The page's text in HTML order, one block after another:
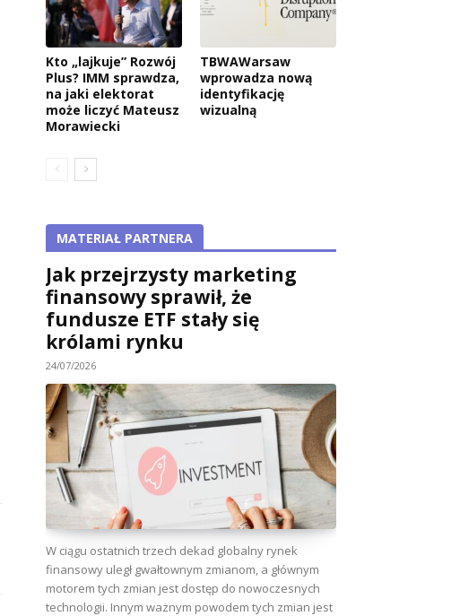
Kto „lajkuje” Rozwój
Plus? IMM sprawdza,
na jaki elektorat
może liczyć Mateusz
Morawiecki
TBWAWarsaw
wprowadza nową
identyfikację
wizualną
MATERIAŁ PARTNERA
Jak przejrzysty marketing
finansowy sprawił, że
fundusze ETF stały się
królami rynku
24/07/2026
W ciągu ostatnich trzech dekad globalny rynek
finansowy uległ gwałtownym zmianom, a głównym
motorem tych zmian jest dostęp do nowoczesnych
technologii. Innym ważnym powodem tych zmian jest